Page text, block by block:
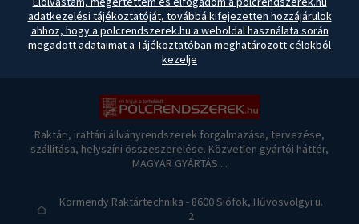
adatkezelési tájékoztatóját, továbbá kifejezetten hozzájárulok
ahhoz, hogy a polcrendszerek.hu a weboldal használata során
megadott adataimat a Tájékoztatóban meghatározott célokból
kezelje
Raktári, irattári állványrendszerek forgalmazása, tervezése,
szállítása, helyszíni összeszerelése. Közvetlen gyártói háttér,
MAGYAR GYÁRTÁS ...
Körmendy Raktártechnika - 8600 Siófok, Hűvösvölgyi u.
2